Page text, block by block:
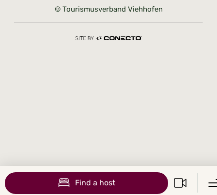
Find a host
© Tourismusverband Viehhofen